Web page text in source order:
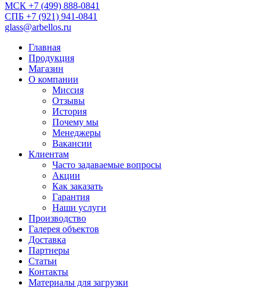
МСК +7 (499) 888-0841
СПБ +7 (921) 941-0841
glass@arbellos.ru
Главная
Продукция
Магазин
О компании
Миссия
Отзывы
История
Почему мы
Менеджеры
Вакансии
Клиентам
Часто задаваемые вопросы
Акции
Как заказать
Гарантия
Наши услуги
Производство
Галерея объектов
Доставка
Партнеры
Статьи
Контакты
Материалы для загрузки